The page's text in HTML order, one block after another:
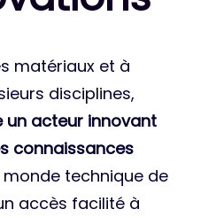
matériaux et à
disciplines,
un acteur innovant
connaissances
monde technique de
accès facilité à